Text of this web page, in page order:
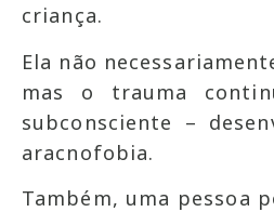
criança.
Ela não
mas o trauma
subconsciente –
aracnofobia.
Também, uma pessoa